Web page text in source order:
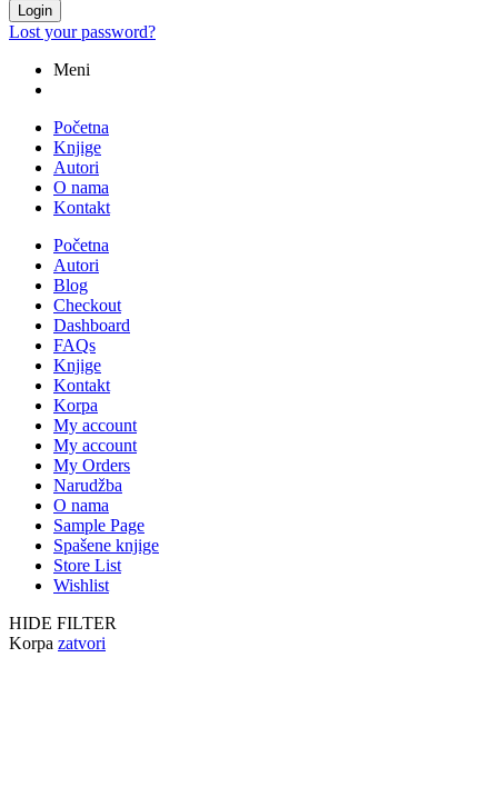
Login
Lost your password?
Meni
Početna
Knjige
Autori
O nama
Kontakt
Početna
Autori
Blog
Checkout
Dashboard
FAQs
Knjige
Kontakt
Korpa
My account
My account
My Orders
Narudžba
O nama
Sample Page
Spašene knjige
Store List
Wishlist
HIDE FILTER
Korpa zatvori